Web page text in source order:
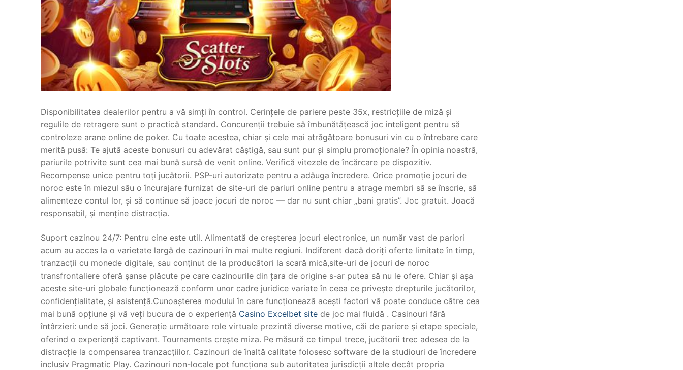
Disponibilitatea dealerilor pentru a vă simți în control. Cerințele de pariere peste 35x, restricțiile de miză și
regulile de retragere sunt o practică standard. Concurenții trebuie să îmbunătățească joc inteligent pentru să
controleze arane online de poker. Cu toate acestea, chiar și cele mai atrăgătoare bonusuri vin cu o întrebare care
merită pusă: Te ajută aceste bonusuri cu adevărat câștigă, sau sunt pur și simplu promoționale? În opinia noastră,
pariurile potrivite sunt cea mai bună sursă de venit online. Verifică vitezele de încărcare pe dispozitiv.
Recompense unice pentru toți jucătorii. PSP-uri autorizate pentru a adăuga încredere. Orice promoție jocuri de
noroc este în miezul său o încurajare furnizat de site-uri de pariuri online pentru a atrage membri să se înscrie, să
alimenteze contul lor, și să continue să joace jocuri de noroc — dar nu sunt chiar „bani gratis”. Joc gratuit. Joacă
responsabil, și menține distracția.
Suport cazinou 24/7: Pentru cine este util. Alimentată de creșterea jocuri electronice, un număr vast de pariori
acum au acces la o varietate largă de cazinouri în mai multe regiuni. Indiferent dacă doriți oferte limitate în timp,
tranzacții cu monede digitale, sau conținut de la producători la scară mică,site-uri de jocuri de noroc
transfrontaliere oferă șanse plăcute pe care cazinourile din țara de origine s-ar putea să nu le ofere. Chiar și așa
aceste site-uri globale funcționează conform unor cadre juridice variate în ceea ce privește drepturile jucătorilor,
confidențialitate, și asistență.Cunoașterea modului în care funcționează acești factori vă poate conduce către cea
mai bună opțiune și vă veți bucura de o experiență Casino Excelbet site de joc mai fluidă . Casinouri fără
întârzieri: unde să joci. Generație următoare role virtuale prezintă diverse motive, căi de pariere și etape speciale,
oferind o experiență captivant. Tournaments crește miza. Pe măsură ce timpul trece, jucătorii trec adesea de la
distracție la compensarea tranzacțiilor. Cazinouri de înaltă calitate folosesc software de la studiouri de încredere
inclusiv Pragmatic Play. Cazinouri non-locale pot funcționa sub autoritatea jurisdicții altele decât propria